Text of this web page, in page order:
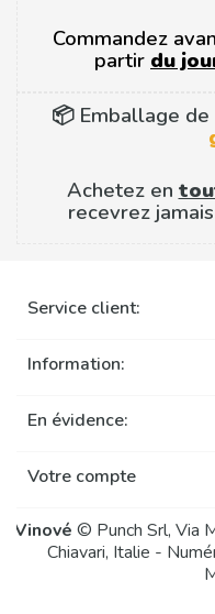
Commandez
partir du
📦 Emballage
Achetez en
recevrez
Service client:
Information:
En évidence:
Votre compte
Vinové © Punch Srl, Via
Chiavari, Italie -